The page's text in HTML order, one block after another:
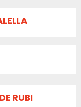
RUBI